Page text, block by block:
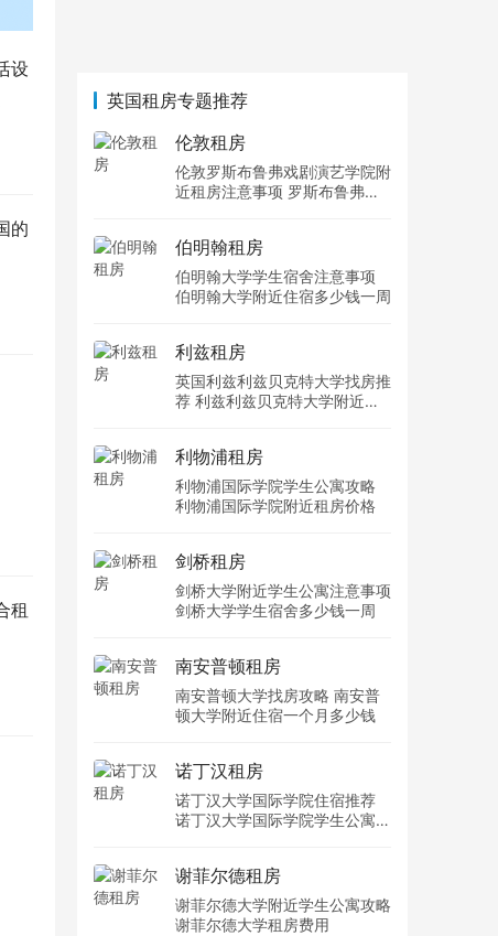
设
的
租
英国租房专题推荐
伦敦租房
伦敦罗斯布鲁弗戏剧演艺学院附
近租房注意事项 罗斯布鲁弗戏
伯明翰租房
伯明翰大学学生宿舍注意事项
伯明翰大学附近住宿多少钱一周
利兹租房
英国利兹利兹贝克特大学找房推
荐 利兹利兹贝克特大学附近住
利物浦租房
利物浦国际学院学生公寓攻略
利物浦国际学院附近租房价格
剑桥租房
剑桥大学附近学生公寓注意事项
剑桥大学学生宿舍多少钱一周
南安普顿租房
南安普顿大学找房攻略 南安普
顿大学附近住宿一个月多少钱
诺丁汉租房
诺丁汉大学国际学院住宿推荐
诺丁汉大学国际学院学生公寓多
谢菲尔德租房
谢菲尔德大学附近学生公寓攻略
谢菲尔德大学租房费用